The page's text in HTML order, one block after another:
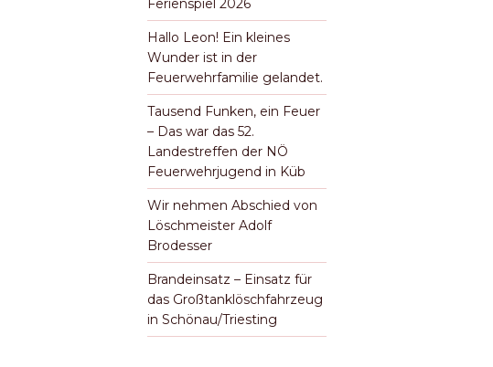
Ferienspiel 2026
Hallo Leon! Ein kleines
Wunder ist in der
Feuerwehrfamilie gelandet.
Tausend Funken, ein Feuer
– Das war das 52.
Landestreffen der NÖ
Feuerwehrjugend in Küb
Wir nehmen Abschied von
Löschmeister Adolf
Brodesser
Brandeinsatz – Einsatz für
das Großtanklöschfahrzeug
in Schönau/Triesting